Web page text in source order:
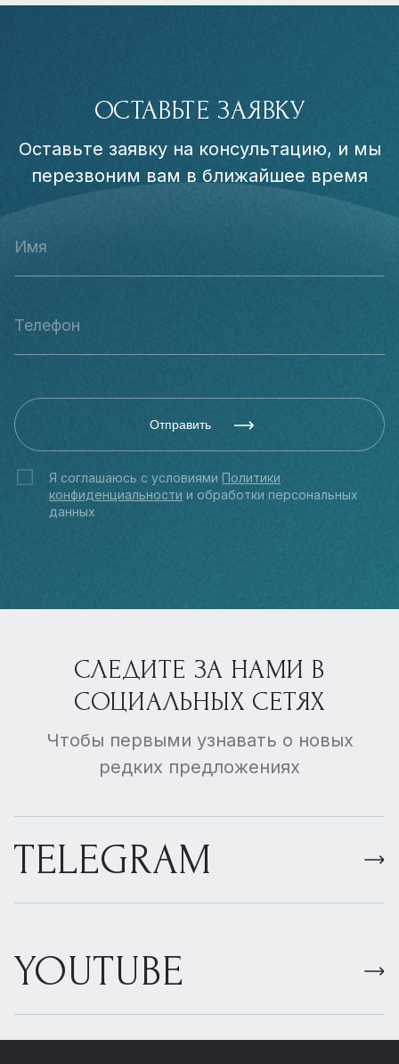
ОСТАВЬТЕ ЗАЯВКУ
Оставьте заявку на консультацию, и мы
перезвоним вам в ближайшее время
Отправить
Я соглашаюсь с условиями Политики
конфиденциальности и обработки персональных
данных
СЛЕДИТЕ ЗА НАМИ В
СОЦИАЛЬНЫХ СЕТЯХ
Чтобы первыми узнавать о новых
редких предложениях
TELEGRAM
YOUTUBE